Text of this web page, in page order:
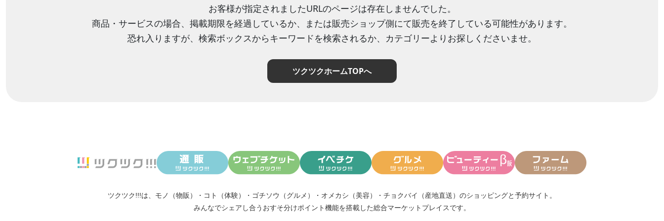
お客様が指定されましたURLのページは存在しませんでした。
商品・サービスの場合、掲載期限を経過しているか、または販売ショップ側にて販売を終了している可能性があります。
恐れ入りますが、検索ボックスからキーワードを検索されるか、カテゴリーよりお探しくださいませ。
ツクツクホームTOPへ
ツクツク!!!は、 モノ（物販） ・ コト（体験） ・ ゴチソウ（グルメ） ・ オメカシ（美容） ・ チョクバイ（産地直送） のショッピングと予約サイト。
みんなでシェアし合う おすそ分けポイント機能を搭載した総合マーケットプレイスです。